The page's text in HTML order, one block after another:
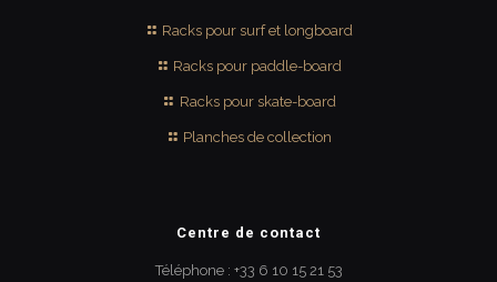
Racks pour surf et longboard
Racks pour paddle-board
Racks pour skate-board
Planches de collection
Centre de contact
Téléphone : +33 6 10 15 21 53